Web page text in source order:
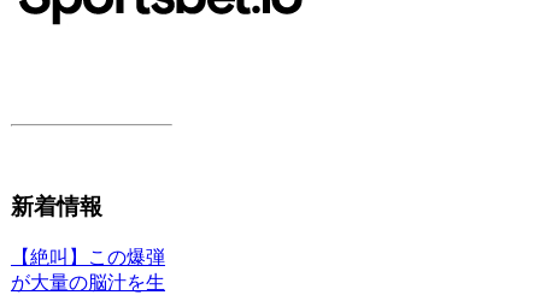
新着情報
【絶叫】この爆弾
が大量の脳汁を生